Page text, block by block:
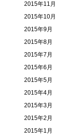
2015年11月
2015年10月
2015年9月
2015年8月
2015年7月
2015年6月
2015年5月
2015年4月
2015年3月
2015年2月
2015年1月